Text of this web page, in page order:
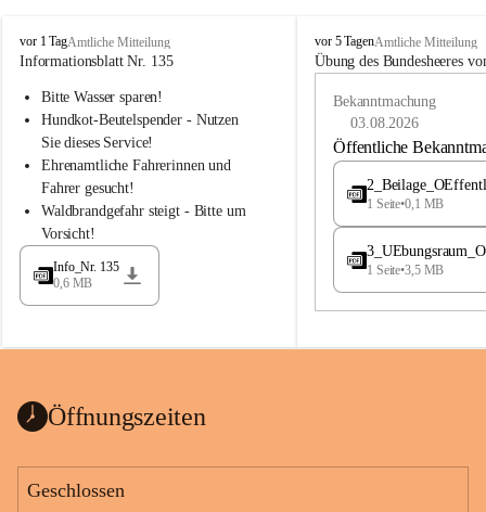
B
u
h
a
d
l
a
vor 1 TagAmtliche Mitteilung
Informationsblatt Nr. 135
Bitte Wasser sparen!
Hundkot-Beutelspender - Nutzen
Sie dieses Service!
Ehrenamtliche Fahrerinnen und
Fahrer gesucht!
Waldbrandgefahr steigt - Bitte um
Vorsicht!
Info_Nr. 135
0,6 MB
B
u
e
a
vor 5 TagenAmtliche Mitteilung
Übung des Bundesheeres
Bekanntmachung
03.08.2026
Öffentliche
1 Seite•0,1 MB
1 Seite•3,5 MB
Öffnungszeiten
Geschlossen